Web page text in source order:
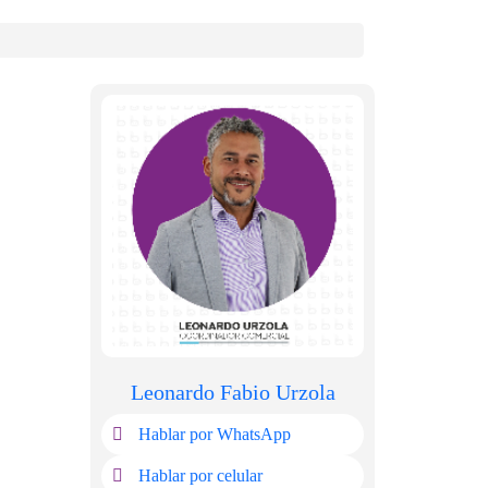
Leonardo Fabio Urzola
Hablar por WhatsApp
Hablar por celular